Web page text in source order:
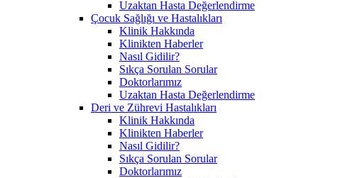
Uzaktan Hasta Değerlendirme
Çocuk Sağlığı ve Hastalıkları
Klinik Hakkında
Klinikten Haberler
Nasıl Gidilir?
Sıkça Sorulan Sorular
Doktorlarımız
Uzaktan Hasta Değerlendirme
Deri ve Zührevi Hastalıkları
Klinik Hakkında
Klinikten Haberler
Nasıl Gidilir?
Sıkça Sorulan Sorular
Doktorlarımız